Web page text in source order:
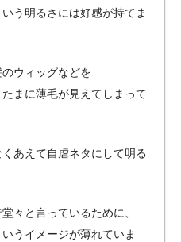
う明るさには好感が持てま
ウィッグなどを
まに薄毛が見えてしまって
あえて自虐ネタにして明る
々と言っているために、
うイメージが薄れていま